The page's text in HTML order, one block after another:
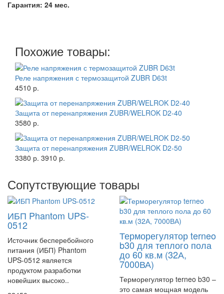
Гарантия: 24 мес.
Похожие товары:
Реле напряжения с термозащитой ZUBR D63t
4510 р.
Защита от перенапряжения ZUBR/WELROK D2-40
3580 р.
Защита от перенапряжения ZUBR/WELROK D2-50
3380 р. 3910 р.
Сопутствующие товары
ИБП Phantom UPS-
0512
Источник бесперебойного
питания (ИБП) Phantom
UPS-0512 является
продуктом разработки
новейших высоко..
Терморегулятор terneo
b30 для теплого пола
до 60 кв.м (32А,
7000ВА)
Терморегулятор terneo b30 –
это самая мощная модель